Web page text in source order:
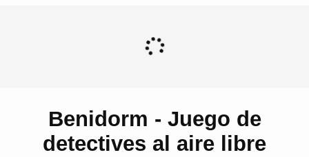
Benidorm - Juego de
detectives al aire libre